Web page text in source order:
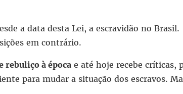
a data desta Lei, a escravidão no Brasil.
em contrário.
rebuliço à época e até hoje recebe críticas,
para mudar a situação dos escravos.